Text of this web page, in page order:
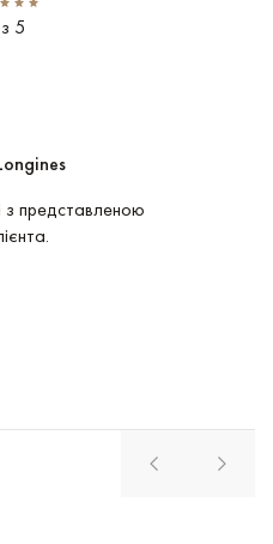
5
з представленою